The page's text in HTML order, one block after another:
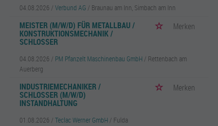
04.08.2026 / Verbund AG / Braunau am Inn, Simbach am Inn
MEISTER (M/W/D) FÜR METALLBAU /
KONSTRUKTIONSMECHANIK /
SCHLOSSER
Merken
04.08.2026 / PM Pfanzelt Maschinenbau GmbH / Rettenbach am
Auerberg
INDUSTRIEMECHANIKER /
SCHLOSSER (M/W/D)
INSTANDHALTUNG
Merken
01.08.2026 / Teclac Werner GmbH / Fulda